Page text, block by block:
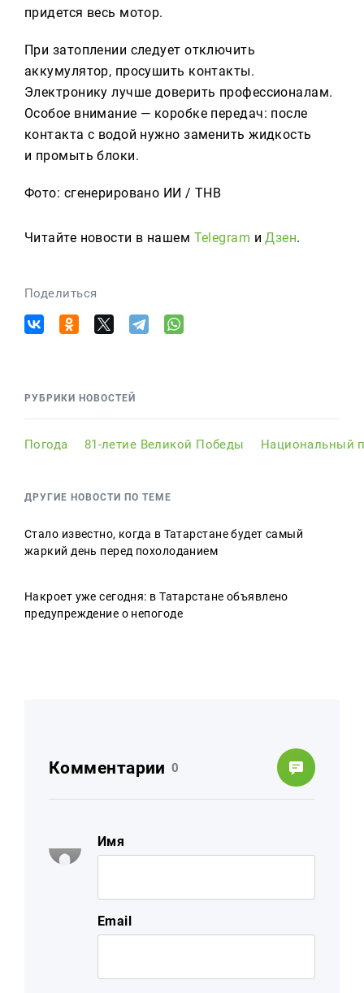
придется весь мотор.
При затоплении следует отключить
аккумулятор, просушить контакты.
Электронику лучше доверить профессионалам.
Особое внимание — коробке передач: после
контакта с водой нужно заменить жидкость
и промыть блоки.
Фото: сгенерировано ИИ / ТНВ
Читайте новости в нашем Telegram иДзен.
Поделиться
РУБРИКИ НОВОСТЕЙ
Погода 81-летие Великой Победы Национальный
ДРУГИЕ НОВОСТИ ПО ТЕМЕ
Стало известно, когда в Татарстане будет самый
жаркий день перед похолоданием
Накроет уже сегодня: в Татарстане объявлено
предупреждение о непогоде
Комментарии 0
Имя
Email